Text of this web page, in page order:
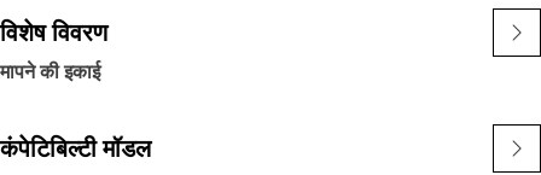
wear life, and the high performance you demand. Protect
• Material: Carbon Steel
विशेष विवरण
मापने की इकाई
कंपेटिबिल्टी मॉडल